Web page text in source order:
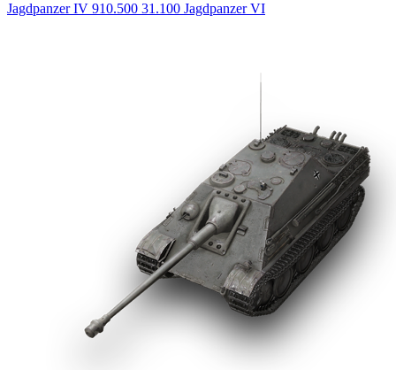
Jagdpanzer IV 910.500 31.100 JagdpanzerVI